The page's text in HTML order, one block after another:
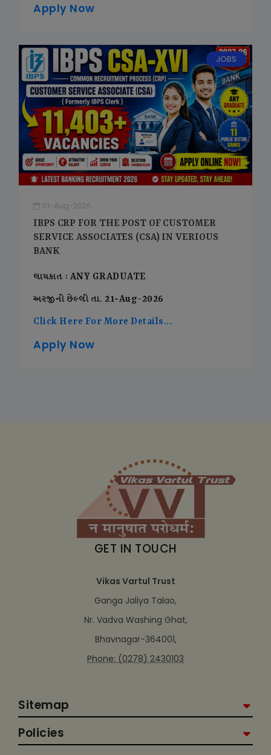
Apply Now
JOBS
01-Aug-2026
IBPS CRP FOR THE POST OF CUSTOMER
SERVICE ASSOCIATES (CSA) IN VERIOUS
BANK
લાયકાત : ANY GRADUATE
અરજીની છેલ્લી તા. 21-Aug-2026
Click Here For More Details...
Apply Now
GET IN TOUCH
Vikas Vartul Trust
Ganga Jaliya Talao,
Nr. Vadva Washing Ghat,
Bhavnagar-364001,
Phone: (0278) 2430103
Sitemap
Policies